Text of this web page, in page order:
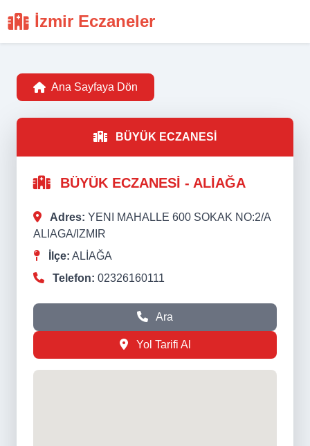
İzmir Eczaneler
Ana Sayfaya Dön
BÜYÜK ECZANESİ
BÜYÜK ECZANESİ - ALİAĞA
Adres: YENI MAHALLE 600 SOKAK NO:2/A
ALIAGA/IZMIR
İlçe: ALİAĞA
Telefon: 02326160111
Ara
Yol Tarifi Al